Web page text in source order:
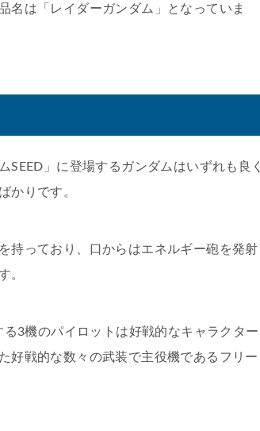
名は「レイダーガンダム」となっていま
」に登場するガンダムはいずれも良く
かりです。
持っており、口からはエネルギー砲を発射
。
3機のパイロットは好戦的なキャラクター
好戦的な数々の武装で主役機であるフリー